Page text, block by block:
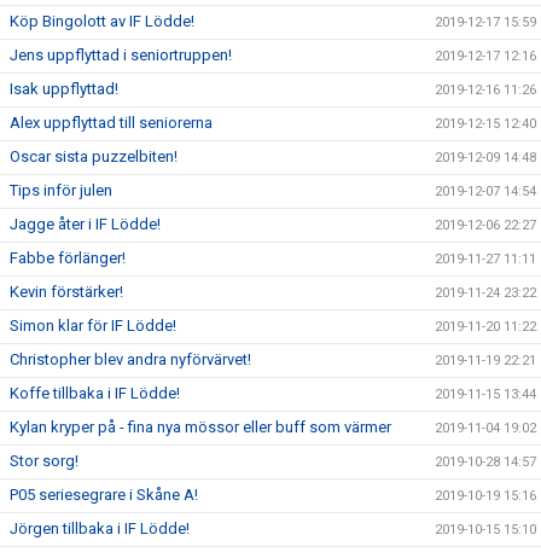
Köp Bingolott av IF Lödde! 2019-12-17 15:59
Jens uppflyttad i seniortruppen! 2019-12-17 12:16
Isak uppflyttad! 2019-12-16 11:26
Alex uppflyttad till seniorerna 2019-12-15 12:40
Oscar sista puzzelbiten! 2019-12-09 14:48
Tips inför julen 2019-12-07 14:54
Jagge åter i IF Lödde! 2019-12-06 22:27
Fabbe förlänger! 2019-11-27 11:11
Kevin förstärker! 2019-11-24 23:22
Simon klar för IF Lödde! 2019-11-20 11:22
Christopher blev andra nyförvärvet! 2019-11-19 22:21
Koffe tillbaka i IF Lödde! 2019-11-15 13:44
Kylan kryper på - fina nya mössor eller buff som värmer 2019-11-04 19:02
Stor sorg! 2019-10-28 14:57
P05 seriesegrare i Skåne A! 2019-10-19 15:16
Jörgen tillbaka i IF Lödde! 2019-10-15 15:10